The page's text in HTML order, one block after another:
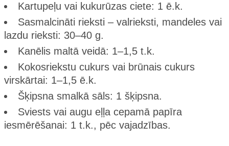
Kartupeļu vai kukurūzas ciete: 1 ē.k.
Sasmalcināti rieksti – valrieksti, mandeles vai
lazdu rieksti: 30–40 g.
Kanēlis maltā veidā: 1–1,5 t.k.
Kokosriekstu cukurs vai brūnais cukurs
virskārtai: 1–1,5 ē.k.
Šķipsna smalkā sāls: 1 šķipsna.
Sviests vai augu eļļa cepamā papīra
iesmērēšanai: 1 t.k., pēc vajadzības.